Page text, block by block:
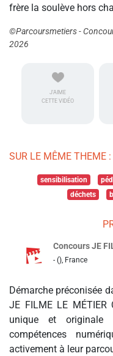
frère la soulève hors
©Parcoursmetiers -
2026
J'AIME
CETTE VIDÉO
SUR LE MÊME THEME :
sensibilisation
déchets
Concours JE
- (), France
Démarche préconisée
JE FILME LE MÉTIER
unique et originale
compétences
activement à leur